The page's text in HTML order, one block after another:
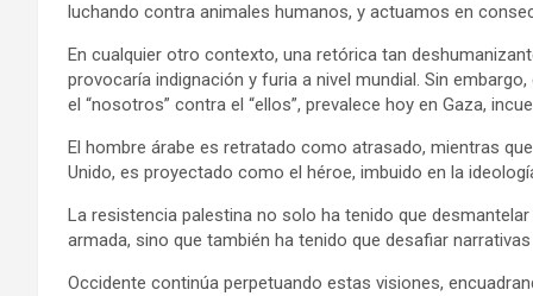
luchando contra animales humanos, y actuamos en
En cualquier otro contexto, una retórica tan
provocaría indignación y furia a nivel mundial. Sin
el “nosotros” contra el “ellos”, prevalece hoy en Gaza,
El hombre árabe es retratado como atrasado, mientras
Unido, es proyectado como el héroe, imbuido en la
La resistencia palestina no solo ha tenido que
armada, sino que también ha tenido que desafiar
Occidente continúa perpetuando estas visiones,